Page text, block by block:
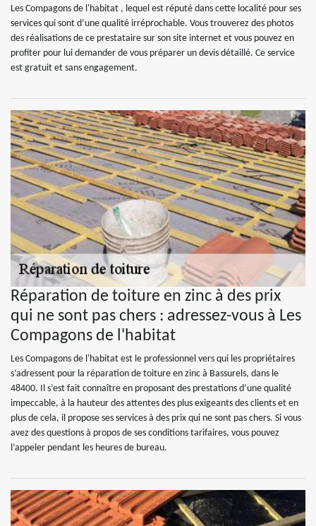
Les Compagons de l'habitat , lequel est réputé dans cette localité pour ses
services qui sont d’une qualité irréprochable. Vous trouverez des photos
des réalisations de ce prestataire sur son site internet et vous pouvez en
profiter pour lui demander de vous préparer un devis détaillé. Ce service
est gratuit et sans engagement.
Réparation de toiture en zinc à des prix
qui ne sont pas chers : adressez-vous à Les
Compagons de l'habitat
Les Compagons de l'habitat est le professionnel vers qui les propriétaires
s’adressent pour la réparation de toiture en zinc à Bassurels, dans le
48400. Il s’est fait connaître en proposant des prestations d’une qualité
impeccable, à la hauteur des attentes des plus exigeants des clients et en
plus de cela, il propose ses services à des prix qui ne sont pas chers. Si vous
avez des questions à propos de ses conditions tarifaires, vous pouvez
l’appeler pendant les heures de bureau.